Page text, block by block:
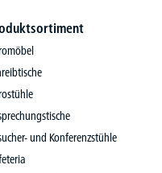
und Konferenzstühle